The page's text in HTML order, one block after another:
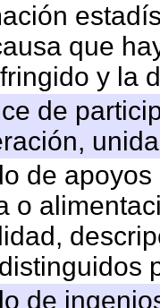
que
y la
de
de
o
de